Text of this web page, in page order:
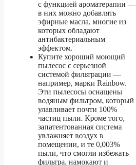
с функцией ароматерапии —
в них можно добавлять
эфирные масла, многие из
которых обладают
антибактериальным
эффектом.
Купите хороший моющий
пылесос с серьезной
системой фильтрации —
например, марки Rainbow.
Эти пылесосы оснащены
водяным фильтром, который
улавливает почти 100%
частиц пыли. Кроме того,
запатентованная система
увлажняет воздух в
помещении, и те 0,003%
пыли, что смогли избежать
фильтра, намокают и